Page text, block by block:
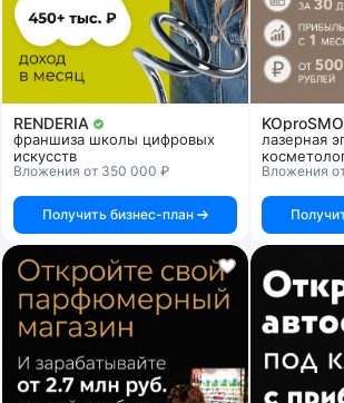
RENDERIA
франшиза школы цифровых
искусств
Вложения от 350 000 ₽
Получить бизнес-план
лазерная
Вложения